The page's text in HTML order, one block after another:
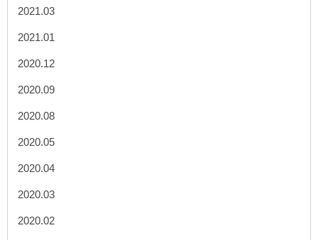
2021.03
2021.01
2020.12
2020.09
2020.08
2020.05
2020.04
2020.03
2020.02